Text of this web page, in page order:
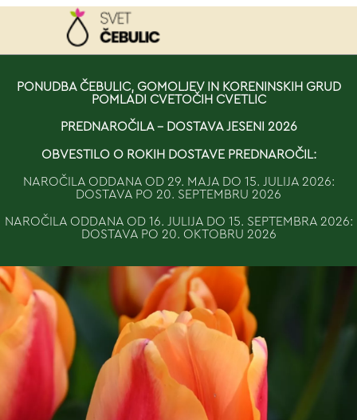
VAŠA KOŠARICA JE
PONUDBA ČEBULIC, GOMOLJEV IN KORENINSKIH GRUD
POMLADI CVETOČIH CVETLIC
PREDNAROČILA - DOSTAVA JESENI 2026
OBVESTILO O ROKIH DOSTAVE PREDNAROČIL:
NAROČILA ODDANA OD 29. MAJA DO 15. JULIJA 2026:
DOSTAVA PO 20. SEPTEMBRU 2026
NAROČILA ODDANA OD 16. JULIJA DO 15. SEPTEMBRA 2026:
DOSTAVA PO 20. OKTOBRU 2026